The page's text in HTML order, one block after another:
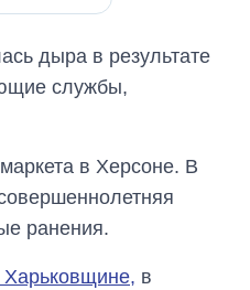
дыра в результате
службы,
в Херсоне. В
ранения.
Харьковщине, в